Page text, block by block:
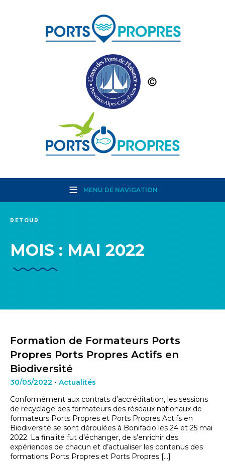
MENU DE NAVIGATION
RETOUR
MOIS : MAI 2022
Formation de Formateurs Ports
Propres Ports Propres Actifs en
Biodiversité
30/05/2022 • Actualités
Conformément aux contrats d’accréditation, les sessions
de recyclage des formateurs des réseaux nationaux de
formateurs Ports Propres et Ports Propres Actifs en
Biodiversité se sont déroulées à Bonifacio les 24 et 25 mai
2022. La finalité fut d’échanger, de s’enrichir des
expériences de chacun et d’actualiser les contenus des
formations Ports Propres et Ports Propres […]